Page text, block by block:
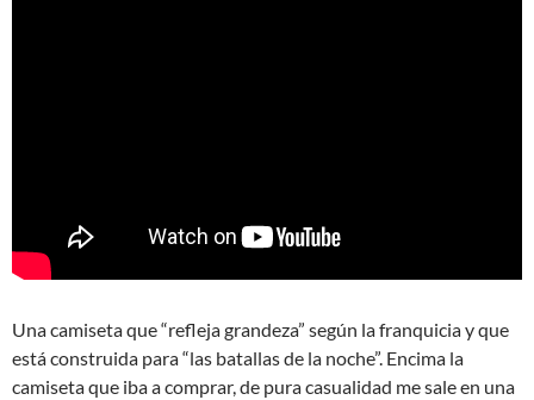
Una camiseta que “refleja grandeza” según la franquicia y que
está construida para “las batallas de la noche”. Encima la
camiseta que iba a comprar, de pura casualidad me sale en una